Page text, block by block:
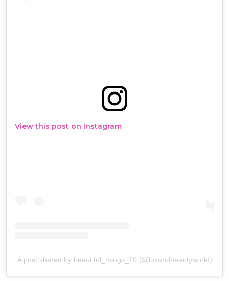
View this post on Instagram
A post shared by beautiful_things_10 (@luxandbeautyworld)